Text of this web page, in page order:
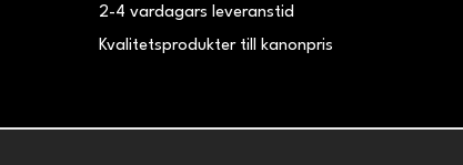
2-4 vardagars leveranstid
Kvalitetsprodukter till kanonpris